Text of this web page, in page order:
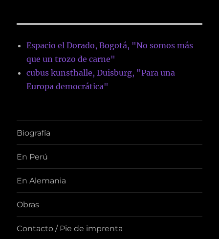
Espacio el Dorado, Bogotá, "No somos más
que un trozo de carne"
cubus kunsthalle, Duisburg, "Para una
Europa democrática"
Biografía
En Perú
En Alemania
Obras
Contacto / Pie de imprenta